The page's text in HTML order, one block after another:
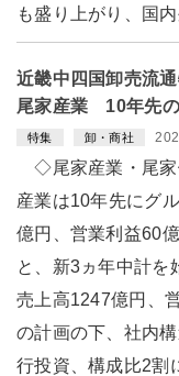
も盛り上がり、国
近畿中四国卸売流
尾家産業 10年先
特集 卸・商社
◇尾家産業・尾
産業は10年先にグ
億円、営業利益60
と、新3ヵ年中計を
売上高1247億円、
の計画の下、社内
行投資、構成比2割